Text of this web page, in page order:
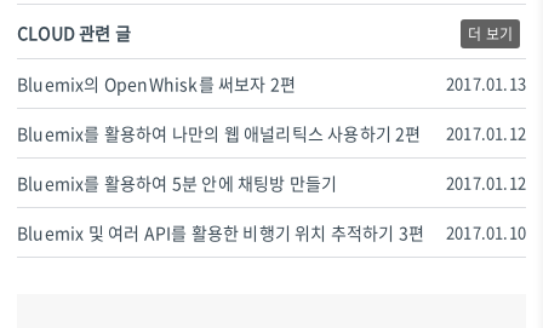
CLOUD 관련 글 더 보기
Bluemix의 OpenWhisk를 써보자 2편 2017.01.13
Bluemix를 활용하여 나만의 웹 애널리틱스 사용하기 2편 2017.01.12
Bluemix를 활용하여 5분 안에 채팅방 만들기 2017.01.12
Bluemix 및 여러 API를 활용한 비행기 위치 추적하기 3편 2017.01.10